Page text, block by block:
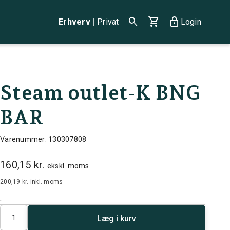
Erhverv | Privat search shopping_cart lock Login
Steam outlet-K BNG
BAR
Varenummer: 130307808
160,15 kr. ekskl. moms
200,19 kr. inkl. moms
.
Antal
Læg i kurv